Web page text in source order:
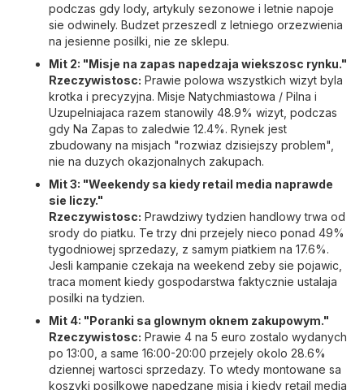
podczas gdy lody, artykuly sezonowe i letnie napoje
sie odwinely. Budzet przeszedl z letniego orzezwienia
na jesienne posilki, nie ze sklepu.
Mit 2: "Misje na zapas napedzaja wiekszosc rynku."
Rzeczywistosc: Prawie polowa wszystkich wizyt byla
krotka i precyzyjna. Misje Natychmiastowa / Pilna i
Uzupelniajaca razem stanowily 48.9% wizyt, podczas
gdy Na Zapas to zaledwie 12.4%. Rynek jest
zbudowany na misjach "rozwiaz dzisiejszy problem",
nie na duzych okazjonalnych zakupach.
Mit 3: "Weekendy sa kiedy retail media naprawde
sie liczy."
Rzeczywistosc: Prawdziwy tydzien handlowy trwa od
srody do piatku. Te trzy dni przejely nieco ponad 49%
tygodniowej sprzedazy, z samym piatkiem na 17.6%.
Jesli kampanie czekaja na weekend zeby sie pojawic,
traca moment kiedy gospodarstwa faktycznie ustalaja
posilki na tydzien.
Mit 4: "Poranki sa glownym oknem zakupowym."
Rzeczywistosc: Prawie 4 na 5 euro zostalo wydanych
po 13:00, a same 16:00-20:00 przejely okolo 28.6%
dziennej wartosci sprzedazy. To wtedy montowane sa
koszyki posilkowe napedzane misja i kiedy retail media